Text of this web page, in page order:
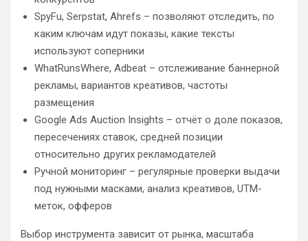
SpyFu, Serpstat, Ahrefs – позволяют отследить, по
каким ключам идут показы, какие тексты
используют соперники
WhatRunsWhere, Adbeat – отслеживание баннерной
рекламы, вариантов креативов, частоты
размещения
Google Ads Auction Insights – отчёт о доле показов,
пересечениях ставок, средней позиции
относительно других рекламодателей
Ручной мониторинг – регулярные проверки выдачи
под нужными масками, анализ креативов, UTM-
меток, офферов
Выбор инструмента зависит от рынка, масштаба